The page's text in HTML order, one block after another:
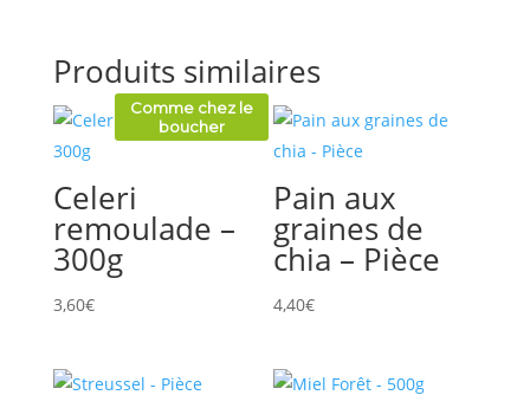
Produits similaires
Comme chez le
boucher
Celeri
remoulade –
300g
3,60€
Pain aux
graines de
chia – Pièce
4,40€